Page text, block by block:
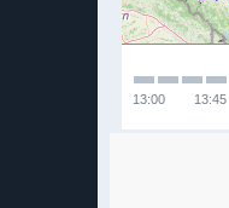
13:45
13:00